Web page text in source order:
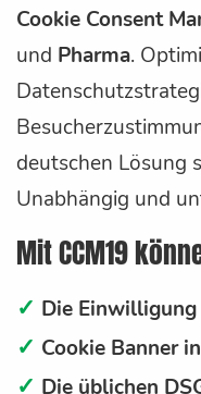
Cookie Consent
und Pharma.
deutschen Lösung
Unabhängig und
Mit CCM19
✓ Die Einwilligung
✓ Cookie Banner
✓ Die üblichen